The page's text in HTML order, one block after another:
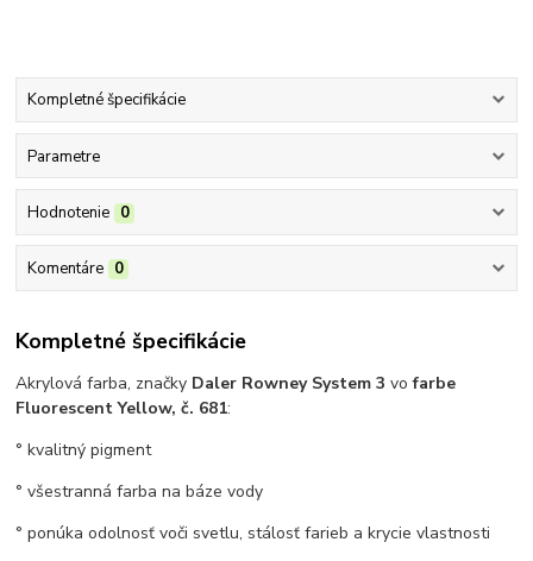
Kompletné špecifikácie
Parametre
Hodnotenie 0
Komentáre 0
Kompletné špecifikácie
Akrylová farba, značky Daler Rowney System 3 vofarbe
Fluorescent Yellow, č. 681:
° kvalitný pigment
° všestranná farba na báze vody
° ponúka odolnosť voči svetlu, stálosť farieb a krycie vlastnosti